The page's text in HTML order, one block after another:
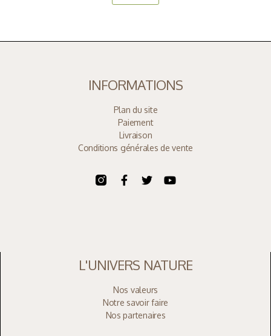
INFORMATIONS
Plan du site
Paiement
Livraison
Conditions générales de vente
L'UNIVERS NATURE
Nos valeurs
Notre savoir faire
Nos partenaires